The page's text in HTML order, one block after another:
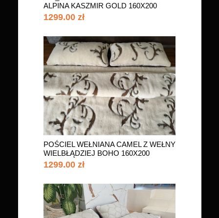
ALPINA KASZMIR GOLD 160X200
1299.00 zł
POŚCIEL WEŁNIANA CAMEL Z WEŁNY
WIELBŁĄDZIEJ BOHO 160X200
1299.00 zł